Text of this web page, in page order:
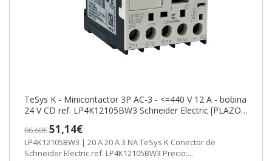
TeSys K - Minicontactor 3P AC-3 - <=440 V 12 A - bobina
24 V CD ref. LP4K12105BW3 Schneider Electric [PLAZO
86,60€51,14€
LP4K12105BW3 | 20 A 20 A 3 NA TeSys K Conector de
Schneider Electric ref. LP4K12105BW3 Precio:...